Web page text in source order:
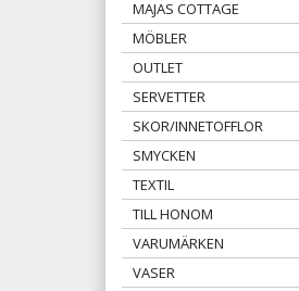
MAJAS COTTAGE
MÖBLER
OUTLET
SERVETTER
SKOR/INNETOFFLOR
SMYCKEN
TEXTIL
TILL HONOM
VARUMÄRKEN
VASER